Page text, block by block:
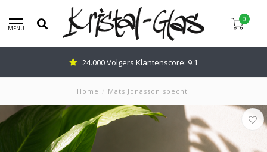
MENU
0
24.000 Volgers Klantenscore: 9.1
Home / Mats Jonasson specht